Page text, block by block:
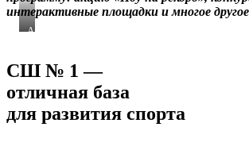
интерактивные площадки и многое
Армен
Картавых
Виктор
—
СШ № 1 —
отличная база
для развития спорта